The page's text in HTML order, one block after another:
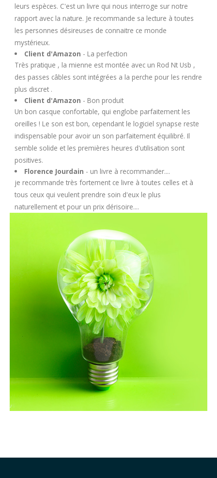
leurs espèces. C'est un livre qui nous interroge sur notre
rapport avec la nature. Je recommande sa lecture à toutes
les personnes désireuses de connaitre ce monde
mystérieux.
Client d'Amazon - La perfection
Très pratique , la mienne est montée avec un Rod Nt Usb ,
des passes câbles sont intégrées a la perche pour les rendre
plus discret .
Client d'Amazon - Bon produit
Un bon casque confortable, qui englobe parfaitement les
oreilles ! Le son est bon, cependant le logiciel synapse reste
indispensable pour avoir un son parfaitement équilibré. Il
semble solide et les premières heures d'utilisation sont
positives.
Florence Jourdain - un livre à recommander....
je recommande très fortement ce livre à toutes celles et à
tous ceux qui veulent prendre soin d'eux le plus
naturellement et pour un prix dérisoire....